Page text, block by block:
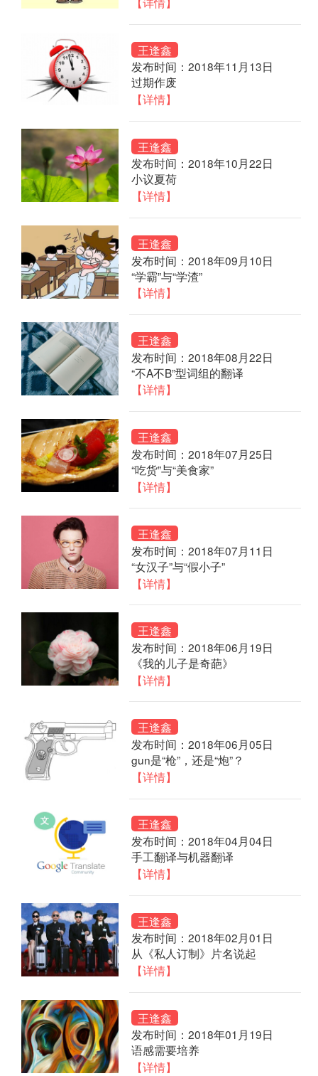
王逢鑫
发布时间：2018年11月13日
过期作废
【详情】
王逢鑫
发布时间：2018年10月22日
小议夏荷
【详情】
王逢鑫
发布时间：2018年09月10日
“学霸”与“学渣”
【详情】
王逢鑫
发布时间：2018年08月22日
“不A不B”型词组的翻译
【详情】
王逢鑫
发布时间：2018年07月25日
“吃货”与“美食家”
【详情】
王逢鑫
发布时间：2018年07月11日
“女汉子”与“假小子”
【详情】
王逢鑫
发布时间：2018年06月19日
《我的儿子是奇葩》
【详情】
王逢鑫
发布时间：2018年06月05日
gun是“枪”，还是“炮”？
【详情】
王逢鑫
发布时间：2018年04月04日
手工翻译与机器翻译
【详情】
王逢鑫
发布时间：2018年02月01日
从《私人订制》片名说起
【详情】
王逢鑫
发布时间：2018年01月19日
语感需要培养
【详情】